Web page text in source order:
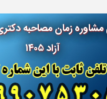
مشاوره زمان مصاحبه
آزاد ۱۴۰۵